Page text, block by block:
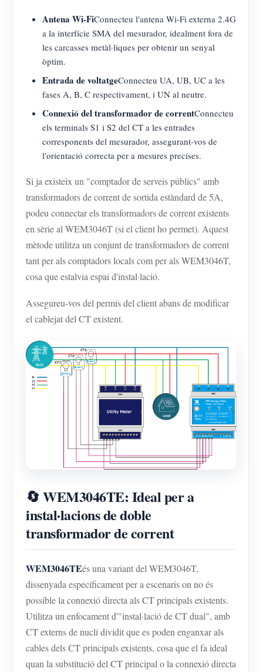
Antena Wi-FiConnecteu l'antena Wi-Fi externa 2.4G
a la interfície SMA del mesurador, idealment fora de
les carcasses metàl·liques per obtenir un senyal
òptim.
Entrada de voltatgeConnecteu UA, UB, UC a les
fases A, B, C respectivament, i UN al neutre.
Connexió del transformador de correntConnecteu
els terminals S1 i S2 del CT a les entrades
corresponents del mesurador, assegurant-vos de
l'orientació correcta per a mesures precises.
Si ja existeix un "comptador de serveis públics" amb
transformadors de corrent de sortida estàndard de 5A,
podeu connectar els transformadors de corrent existents
en sèrie al WEM3046T (si el client ho permet). Aquest
mètode utilitza un conjunt de transformadors de corrent
tant per als comptadors locals com per als WEM3046T,
cosa que estalvia espai d'instal·lació.
Assegureu-vos del permís del client abans de modificar
el cablejat del CT existent.
🔄 WEM3046TE: Ideal per a
instal·lacions de doble
transformador de corrent
WEM3046TEés una variant del WEM3046T,
dissenyada específicament per a escenaris on no és
possible la connexió directa als CT principals existents.
Utilitza un enfocament d'"instal·lació de CT dual", amb
CT externs de nucli dividit que es poden enganxar als
cables dels CT principals existents, cosa que el fa ideal
quan la substitució del CT principal o la connexió directa